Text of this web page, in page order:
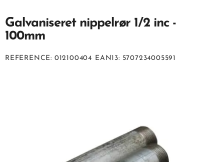
Galvaniseret nippelrør 1/2 inc -
100mm
REFERENCE 012100404 EAN13 5707234005591